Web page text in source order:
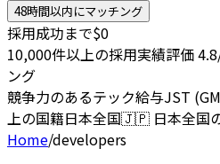
48時間以内にマッチング
採用成功まで$0
10,000件以上の採用実績評価
ング
競争力のあるテック給与JST
上の国籍日本全国🇯🇵 日本全国
Home/developers